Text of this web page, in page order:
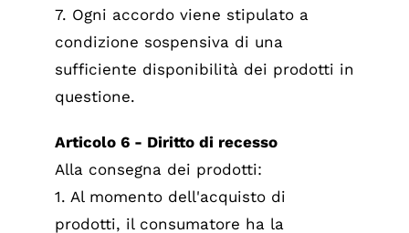
7. Ogni accordo viene stipulato a
condizione sospensiva di una
sufficiente disponibilità dei prodotti in
questione.
Articolo 6 - Diritto di recesso
Alla consegna dei prodotti:
1. Al momento dell'acquisto di
prodotti, il consumatore ha la